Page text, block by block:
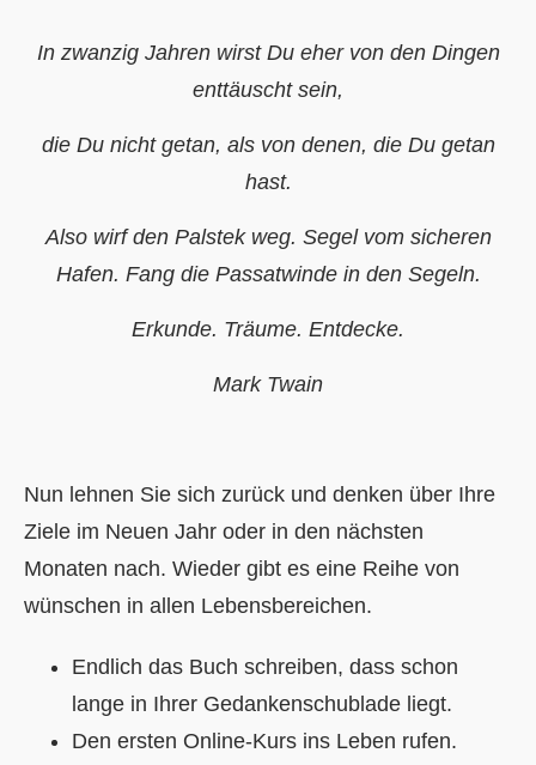
In zwanzig Jahren wirst Du eher von den Dingen
enttäuscht sein,
die Du nicht getan, als von denen, die Du getan
hast.
Also wirf den Palstek weg. Segel vom sicheren
Hafen. Fang die Passatwinde in den Segeln.
Erkunde. Träume. Entdecke.
Mark Twain
Nun lehnen Sie sich zurück und denken über Ihre
Ziele im Neuen Jahr oder in den nächsten
Monaten nach. Wieder gibt es eine Reihe von
wünschen in allen Lebensbereichen.
Endlich das Buch schreiben, dass schon
lange in Ihrer Gedankenschublade liegt.
Den ersten Online-Kurs ins Leben rufen.